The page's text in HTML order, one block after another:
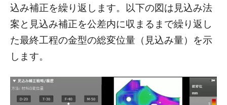
込み補正を繰り返します。以下の図は見込み法
案と見込み補正を公差内に収まるまで繰り返し
た最終工程の金型の総変位量（見込み量）を示
します。